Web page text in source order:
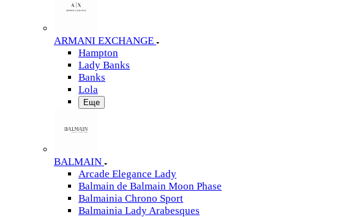
ARMANI EXCHANGE
Hampton
Lady Banks
Banks
Lola
Еще
BALMAIN
Arcade Elegance Lady
Balmain de Balmain Moon Phase
Balmainia Chrono Sport
Balmainia Lady Arabesques